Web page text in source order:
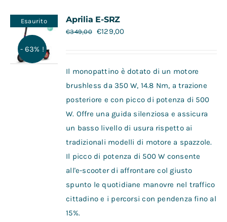
Contatti
Esaurito
- 63% !
Aprilia E-SRZ
€349,00 €129,00
Il monopattino è dotato di un motore
brushless da 350 W, 14.8 Nm, a trazione
posteriore e con picco di potenza di 500
W. Offre una guida silenziosa e assicura
un basso livello di usura rispetto ai
tradizionali modelli di motore a spazzole.
Il picco di potenza di 500 W consente
all'e-scooter di affrontare col giusto
spunto le quotidiane manovre nel traffico
cittadino e i percorsi con pendenza fino al
15%.